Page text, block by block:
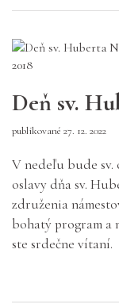
Deň sv.
publikované 27. 12. 2022
V nedeľu bude sv.
oslavy dňa sv.
združenia
bohatý program a
ste srdečne vítaní.